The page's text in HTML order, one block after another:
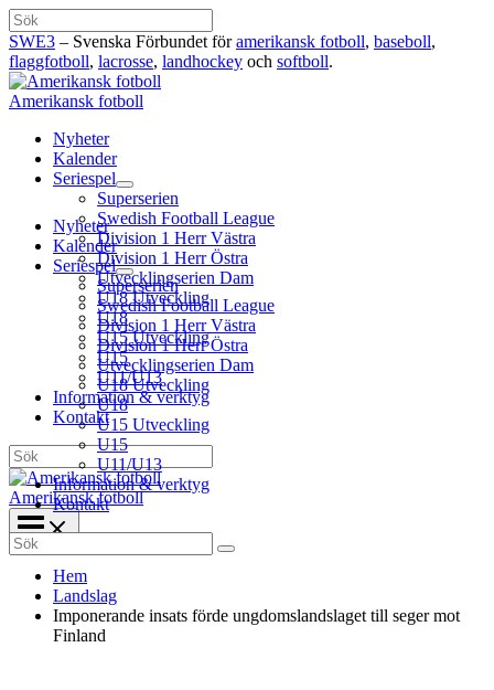
Hoppa
till
innehåll
Sök
SWE3 – Svenska Förbundet föramerikansk fotboll, baseboll,
flaggfotboll, lacrosse, landhockey och softboll.
Amerikansk fotboll
Nyheter
Kalender
Seriespel
Superserien
Swedish Football League
Division 1 Herr Västra
Division 1 Herr Östra
Utvecklingserien Dam
U18 Utveckling
U18
U15 Utveckling
U15
U11/U13
Information & verktyg
Kontakt
Sök
Amerikansk fotboll
Nyheter
Kalender
Seriespel
Superserien
Swedish Football League
Division 1 Herr Västra
Division 1 Herr Östra
Utvecklingserien Dam
U18 Utveckling
U18
U15 Utveckling
U15
U11/U13
Information & verktyg
Kontakt
Search
for:
Hem
Landslag
Imponerande insats förde ungdomslandslaget till seger mot
Finland